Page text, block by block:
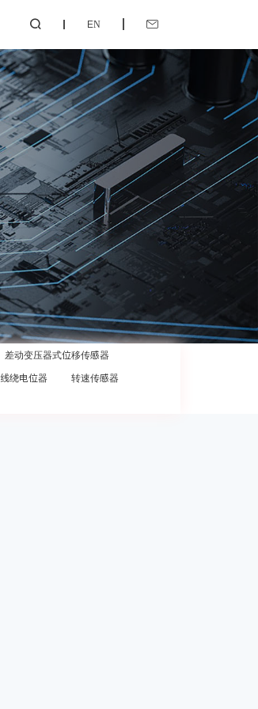
 EN 
差动变压器式位移传感器
线绕电位器
转速传感器